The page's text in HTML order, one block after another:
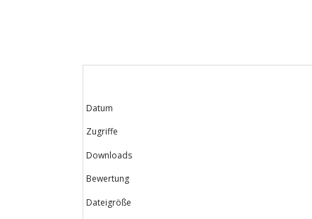
Datum
Zugriffe
Downloads
Bewertung
Dateigröße